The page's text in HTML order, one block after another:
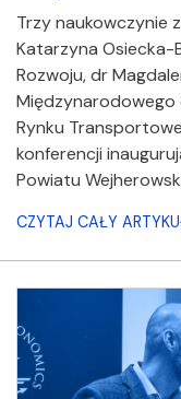
Trzy naukowczynie
Katarzyna Osiecka-
Rozwoju, dr
Międzynarodowego
Rynku
konferencji
Powiatu
CZYTAJ CAŁY